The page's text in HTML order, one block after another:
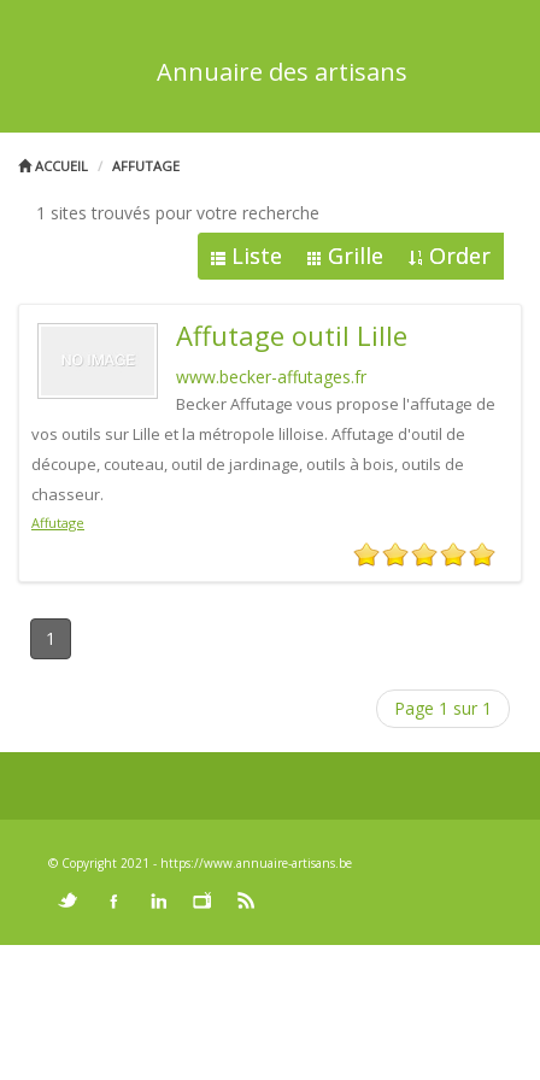
Annuaire des artisans
ACCUEIL AFFUTAGE
1 sites trouvés pour votre recherche
Liste Grille Order
Affutage outil Lille
www.becker-affutages.fr
Becker Affutage vous propose l'affutage de
vos outils sur Lille et la métropole lilloise. Affutage d'outil de
découpe, couteau, outil de jardinage, outils à bois, outils de
chasseur.
Affutage
1
Page 1 sur 1
© Copyright 2021 - https://www.annuaire-artisans.be